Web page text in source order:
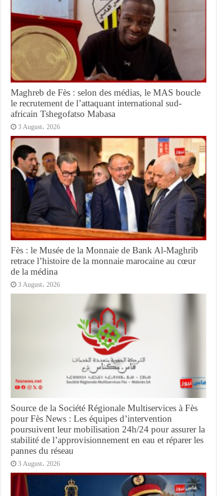
Maghreb de Fès : selon des médias, le MAS boucle
le recrutement de l’attaquant international sud-
africain Tshegofatso Mabasa
3 August، 2026
Fès : le Musée de la Monnaie de Bank Al-Maghrib
retrace l’histoire de la monnaie marocaine au cœur
de la médina
3 August، 2026
Source de la Société Régionale Multiservices à Fès
pour Fès News : Les équipes d’intervention
poursuivent leur mobilisation 24h/24 pour assurer la
stabilité de l’approvisionnement en eau et réparer les
pannes du réseau
3 August، 2026